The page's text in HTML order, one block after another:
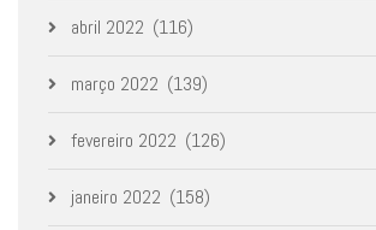
abril 2022 (116)
março 2022 (139)
fevereiro 2022 (126)
janeiro 2022 (158)